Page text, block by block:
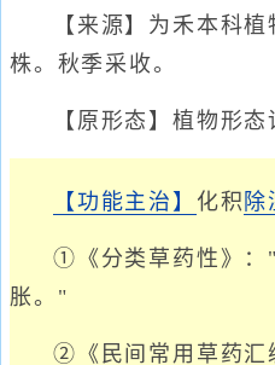
【来源】为禾本科
株。秋季采收。
【原形态】植物形态
【功能主治】 化积 除
①《分类草药性》：
胀。"
②《民间常用草药汇